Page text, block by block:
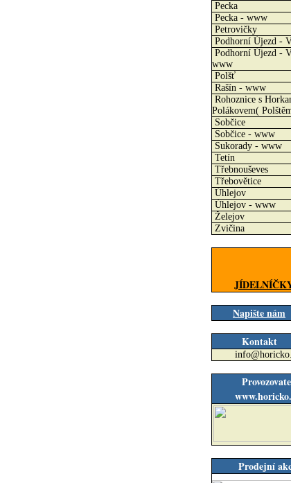
Pecka
Pecka - www
Petrovičky
Podhorní Újezd -
Podhorní Újezd -
www
Polšť
Rašín - www
Rohoznice s
Polákovem(
Sobčice
Sobčice - www
Sukorady - www
Tetín
Třebnouševes
Třebovětice
Úhlejov
Úhlejov - www
Želejov
Zvičina
Napište nám
Kontakt
Prodejní